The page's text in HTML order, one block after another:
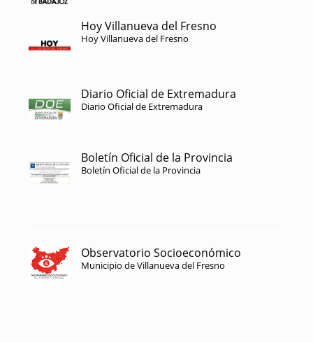
Hoy Villanueva del Fresno
Hoy Villanueva del Fresno
Diario Oficial de Extremadura
Diario Oficial de Extremadura
Boletín Oficial de la Provincia
Boletín Oficial de la Provincia
Observatorio Socioeconómico
Municipio de Villanueva del Fresno